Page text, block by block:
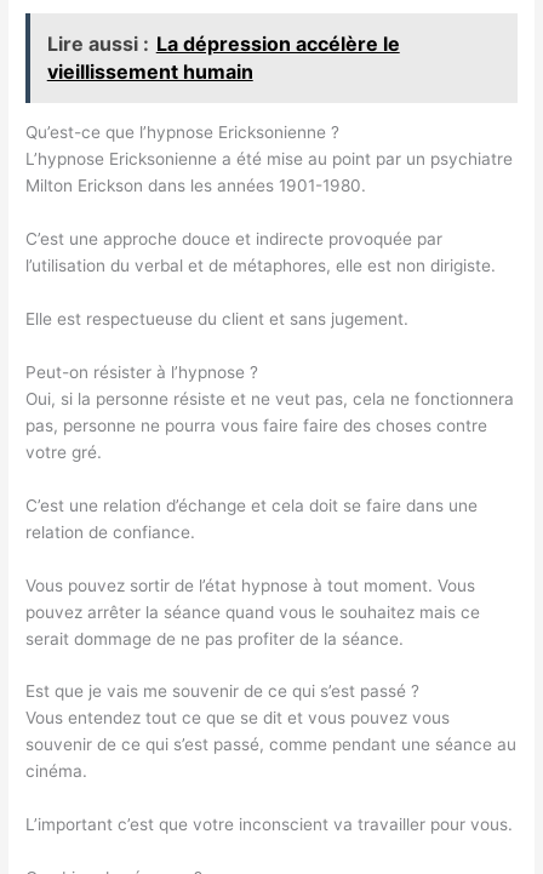
Lire aussi : La dépression accélère le
vieillissement humain
Qu’est-ce que l’hypnose Ericksonienne ?
L’hypnose Ericksonienne a été mise au point par un psychiatre
Milton Erickson dans les années 1901-1980.
C’est une approche douce et indirecte provoquée par
l’utilisation du verbal et de métaphores, elle est non dirigiste.
Elle est respectueuse du client et sans jugement.
Peut-on résister à l’hypnose ?
Oui, si la personne résiste et ne veut pas, cela ne fonctionnera
pas, personne ne pourra vous faire faire des choses contre
votre gré.
C’est une relation d’échange et cela doit se faire dans une
relation de confiance.
Vous pouvez sortir de l’état hypnose à tout moment. Vous
pouvez arrêter la séance quand vous le souhaitez mais ce
serait dommage de ne pas profiter de la séance.
Est que je vais me souvenir de ce qui s’est passé ?
Vous entendez tout ce que se dit et vous pouvez vous
souvenir de ce qui s’est passé, comme pendant une séance au
cinéma.
L’important c’est que votre inconscient va travailler pour vous.